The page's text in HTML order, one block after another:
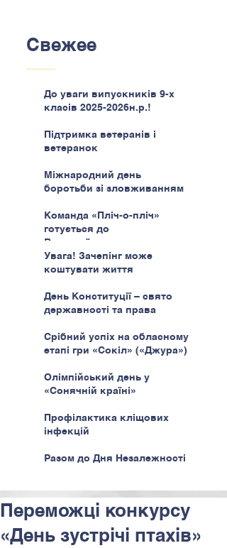
Свежее
До уваги випускників 9-х
класів 2025-2026н.р.!
Підтримка ветеранів і
ветеранок
Міжнародний день
боротьби зі зловживанням
Команда «Пліч-о-пліч»
готується до
Всеукраїнського етапу
Увага! Зачепінг може
коштувати життя
День Конституції – свято
державності та права
Срібний успіх на обласному
етапі гри «Сокіл» («Джура»)
Олімпійський день у
«Сонячній країні»
Профілактика кліщових
інфекцій
Разом до Дня Незалежності
Переможці конкурсу
«День зустрічі птахів»